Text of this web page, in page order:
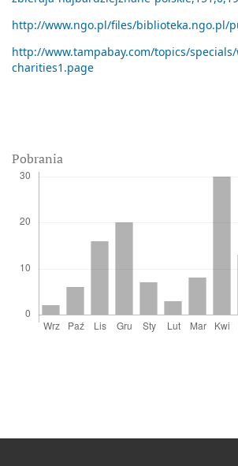
Pobrania
http://www.tampabay.com/topics/
charities1.page